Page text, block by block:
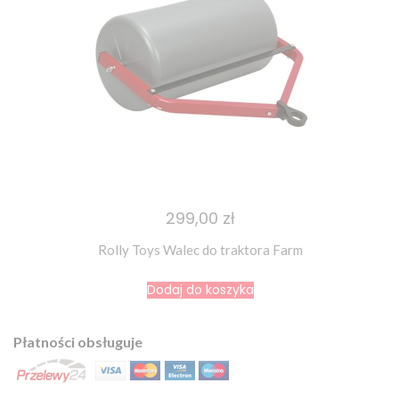
299,00 zł
Rolly Toys Walec do traktora Farm
Dodaj do koszyka
Płatności obsługuje